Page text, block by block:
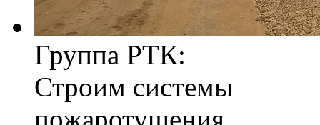
Группа РТК:
Строим системы